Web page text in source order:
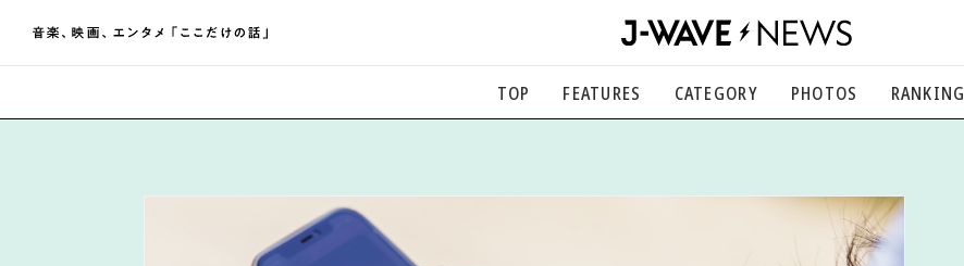
TOP FEATURES CATEGORY
映画、芸能、舞台、スポーツなど
PHOTOS RANKING